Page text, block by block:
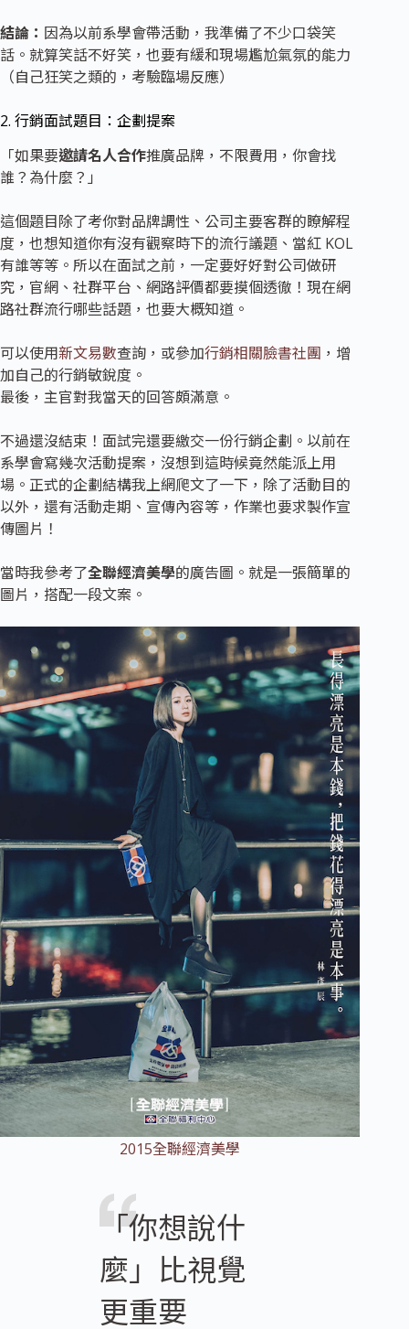
結論： 因為以前系學會帶活動，我準備了不少口袋笑
話。就算笑話不好笑，也要有緩和現場尷尬氣氛的能力
（自己狂笑之類的，考驗臨場反應）
2. 行銷面試題目：企劃提案
「如果要邀請名人合作推廣品牌，不限費用，你會找
誰？為什麼？」
這個題目除了考你對品牌調性、公司主要客群的瞭解程
度，也想知道你有沒有觀察時下的流行議題、當紅 KOL
有誰等等。所以在面試之前，一定要好好對公司做研
究，官網、社群平台、網路評價都要摸個透徹！現在網
路社群流行哪些話題，也要大概知道。
可以使用新文易數查詢，或參加行銷相關臉書社團 ，增
加自己的行銷敏銳度。
最後，主官對我當天的回答頗滿意。
不過還沒結束！面試完還要繳交一份行銷企劃。以前在
系學會寫幾次活動提案，沒想到這時候竟然能派上用
場。正式的企劃結構我上網爬文了一下，除了活動目的
以外，還有活動走期、宣傳內容等，作業也要求製作宣
傳圖片！
當時我參考了全聯經濟美學的廣告圖。就是一張簡單的
圖片，搭配一段文案。
2015全聯經濟美學
「你想說什
麼」比視覺
更重要